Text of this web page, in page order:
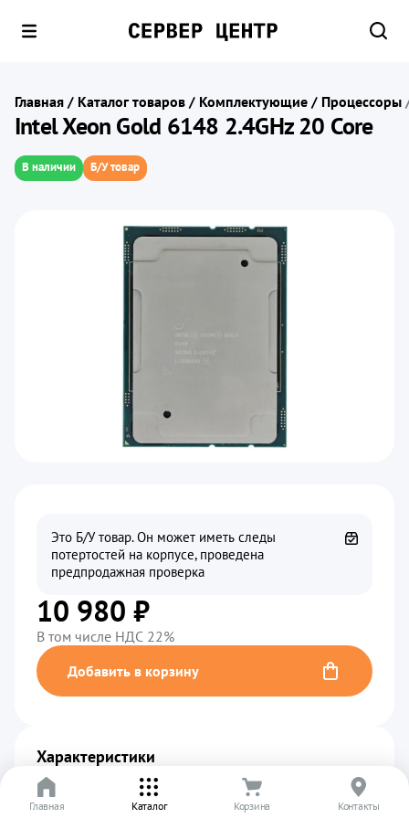
Главная / Каталог товаров / Комплектующие / Процессоры
Intel Xeon Gold 6148 2.4GHz 20 Core
В наличии Б/У товар
Это Б/У товар. Он может иметь следы
потертостей на корпусе, проведена
предпродажная проверка
10 980 ₽
В том числе НДС 22%
Добавить в корзину
Характеристики
Производитель Intel
Главная Каталог Корзина Контакты